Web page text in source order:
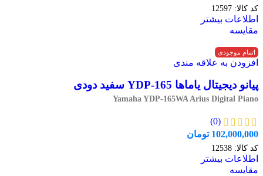
کد کالا: 12597
اطلاعات بیشتر
مقایسه
اتمام موجودی
افزودن به علاقه مندی
پیانو دیجیتال یاماها YDP-165 سفید دودی
Yamaha YDP-165WA Arius Digital Piano
(0)
102,000,000 تومان
کد کالا: 12538
اطلاعات بیشتر
مقایسه